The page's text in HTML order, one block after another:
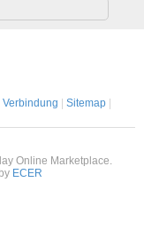
Sitemap|
Online Marketplace.
ECER